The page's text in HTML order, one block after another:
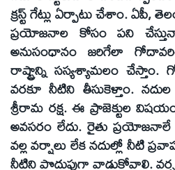
క్రస్ట్ గేట్లు ఏర్పాటు చేశాం. ఏపీ,
ప్రయోజనాల కోసం పని
అనుసంధానం జరిగేలా
రాష్ట్రాన్ని సస్యశ్యామలం
వరకూ నీటిని తీసుకెళ్తాం.
శ్రీరామ రక్ష. ఈ ప్రాజెక్టుల
అవసరం లేదు. రైతు
వల్ల వర్షాలు లేక నదుల్లో నీటి
నీటిని పొదుపుగా వాడుకోవాలి.